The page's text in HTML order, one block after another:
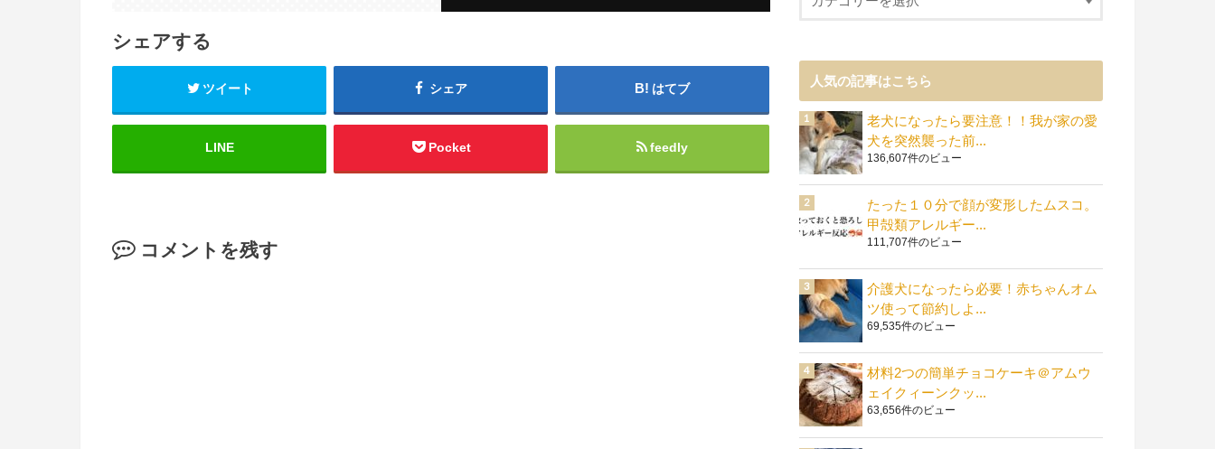
シェアする
ツイート シェア はてブ
LINE Pocket feedly
コメントを残す
人気の記事はこちら
老犬になったら要注意！！我が家の愛
犬を突然襲った前...
136,607件のビュー
たった１０分で顔が変形したムスコ。
甲殻類アレルギー...
111,707件のビュー
介護犬になったら必要！赤ちゃんオム
ツ使って節約しよ...
69,535件のビュー
材料2つの簡単チョコケーキ＠アムウ
ェイクィーンクッ...
63,656件のビュー